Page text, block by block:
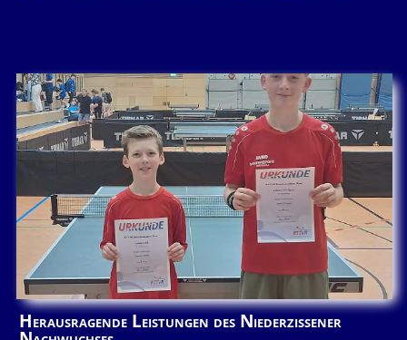
Herausragende Leistungen des Niederzissener